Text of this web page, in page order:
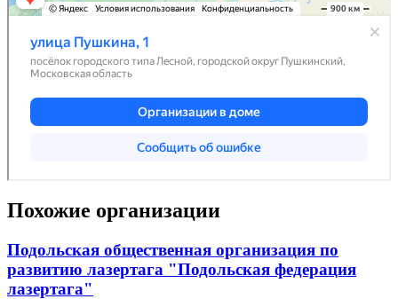
Похожие организации
Подольская общественная организация по
развитию лазертага "Подольская федерация
лазертага"